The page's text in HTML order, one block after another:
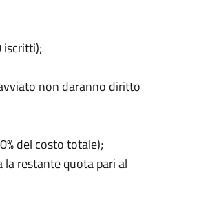
iscritti);
non daranno diritto
del costo totale);
restante quota pari al